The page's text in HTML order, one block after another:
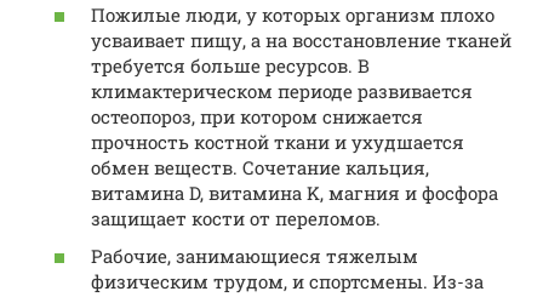
Пожилые люди, у которых организм плохо
усваивает пищу, а на восстановление тканей
требуется больше ресурсов. В
климактерическом периоде развивается
остеопороз, при котором снижается
прочность костной ткани и ухудшается
обмен веществ. Сочетание кальция,
витамина D, витамина K, магния и фосфора
защищает кости от переломов.
Рабочие, занимающиеся тяжелым
физическим трудом, и спортсмены. Из-за